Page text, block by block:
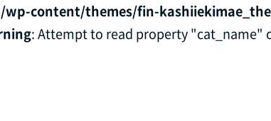
content/themes/fin-
: Attempt to read property "cat_name"